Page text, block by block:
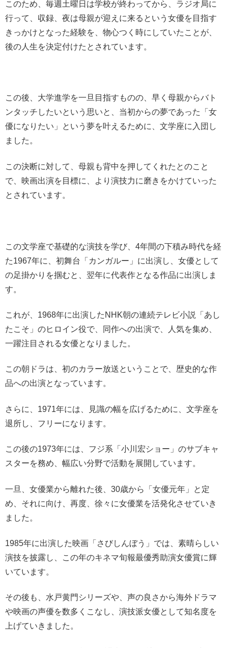
このため、毎週土曜日は学校が終わってから、ラジオ局に
行って、収録、夜は母親が迎えに来るという女優を目指す
きっかけとなった経験を、物心つく時にしていたことが、
後の人生を決定付けたとされています。
この後、大学進学を一旦目指すものの、早く母親からバト
ンタッチしたいという思いと、当初からの夢であった「女
優になりたい」という夢を叶えるために、文学座に入団し
ました。
この決断に対して、母親も背中を押してくれたとのこと
で、映画出演を目標に、より演技力に磨きをかけていった
とされています。
この文学座で基礎的な演技を学び、4年間の下積み時代を経
た1967年に、初舞台「カンガルー」に出演し、女優として
の足掛かりを掴むと、翌年に代表作となる作品に出演しま
す。
これが、1968年に出演したNHK朝の連続テレビ小説「あし
たこそ」のヒロイン役で、同作への出演で、人気を集め、
一躍注目される女優となりました。
この朝ドラは、初のカラー放送ということで、歴史的な作
品への出演となっています。
さらに、1971年には、見識の幅を広げるために、文学座を
退所し、フリーになります。
この後の1973年には、フジ系「小川宏ショー」のサブキャ
スターを務め、幅広い分野で活動を展開しています。
一旦、女優業から離れた後、30歳から「女優元年」と定
め、それに向け、再度、徐々に女優業を活発化させていき
ました。
1985年に出演した映画「さびしんぼう」では、素晴らしい
演技を披露し、この年のキネマ旬報最優秀助演女優賞に輝
いています。
その後も、水戸黄門シリーズや、声の良さから海外ドラマ
や映画の声優を数多くこなし、演技派女優として知名度を
上げていきました。